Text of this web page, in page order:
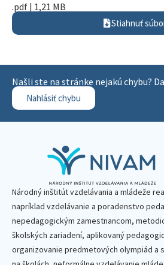
.pdf | 1,21 MB
Stiahnuť
Našli ste na stránke nejakú chybu?
Nahlásiť chybu
Národný inštitút vzdelávania a mládeže
napríklad vzdelávanie a poradenstvo
nepedagogickým zamestnancom,
školských zariadení, aplikovaný
organizovanie predmetových olympiád a